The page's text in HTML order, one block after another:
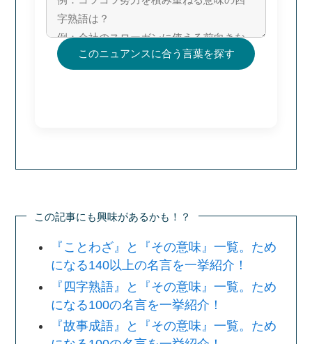
このニュアンスに合う言葉を探す
この記事にも興味があるかも！？
『ことわざ』と『その意味』一覧。ため
になる140以上の名言を一挙紹介！
『四字熟語』と『その意味』一覧。ため
になる100の名言を一挙紹介！
『故事成語』と『その意味』一覧。ため